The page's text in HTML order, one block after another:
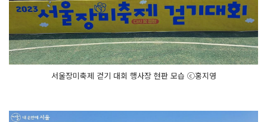
서울장미축제 걷기 대회 행사장 현판 모습 ⓒ홍지영